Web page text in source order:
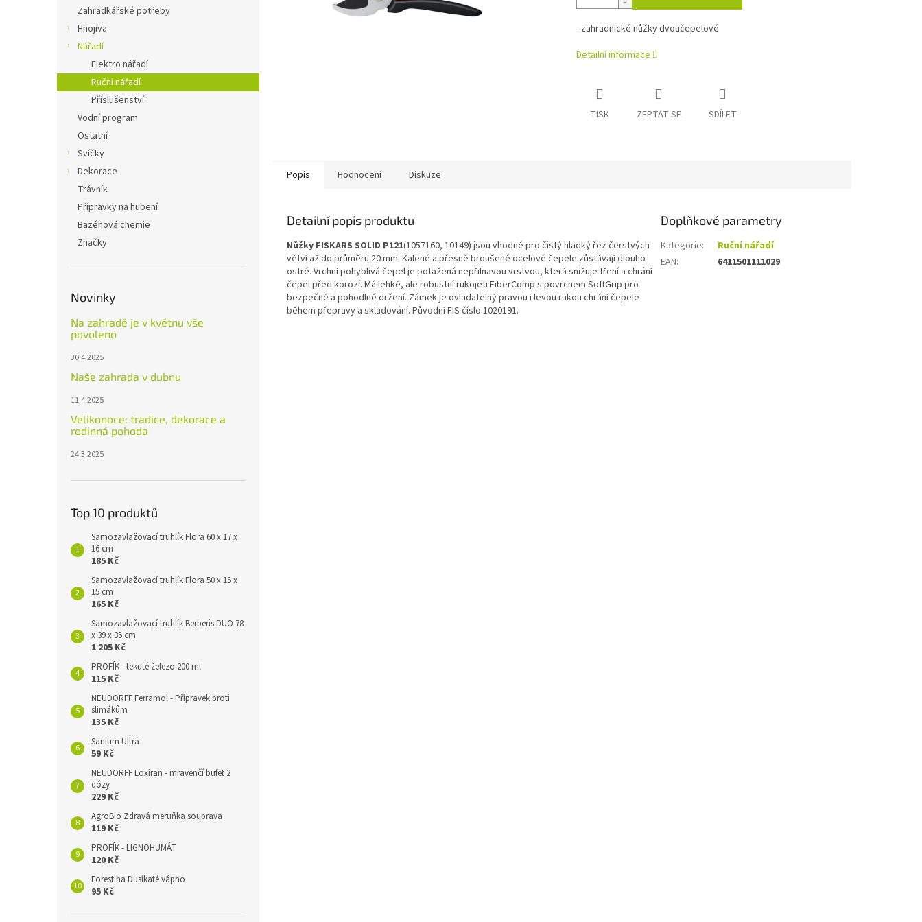
Zahrádkářské potřeby
Hnojiva
Nářadí
Elektro nářadí
Ruční nářadí
Příslušenství
Vodní program
Ostatní
Svíčky
Dekorace
Trávník
Přípravky na hubení
Bazénová chemie
Značky
Novinky
Na zahradě je v květnu vše
povoleno
30.4.2025
Naše zahrada v dubnu
11.4.2025
Velikonoce: tradice, dekorace a
rodinná pohoda
24.3.2025
Top 10 produktů
Samozavlažovací truhlík Flora 60 x 17 x
16 cm
185 Kč
Samozavlažovací truhlík Flora 50 x 15 x
15 cm
165 Kč
Samozavlažovací truhlík Berberis DUO 78
x 39 x 35 cm
1 205 Kč
PROFÍK - tekuté železo 200 ml
115 Kč
NEUDORFF Ferramol - Přípravek proti
slimákům
135 Kč
Sanium Ultra
59 Kč
NEUDORFF Loxiran - mravenčí bufet 2
dózy
229 Kč
AgroBio Zdravá meruňka souprava
119 Kč
PROFÍK - LIGNOHUMÁT
120 Kč
Forestina Dusíkaté vápno
95 Kč
- zahradnické nůžky dvoučepelové
Detailní informace
TISK ZEPTAT SE SDÍLET
Popis Hodnocení Diskuze
Detailní popis produktu
Nůžky FISKARS SOLID P121(1057160, 10149) jsou vhodné pro čistý hladký řez čerstvých
větví až do průměru 20 mm. Kalené a přesně broušené ocelové čepele zůstávají dlouho
ostré. Vrchní pohyblivá čepel je potažená nepřilnavou vrstvou, která snižuje tření a chrání
čepel před korozí. Má lehké, ale robustní rukojeti FiberComp s povrchem SoftGrip pro
bezpečné a pohodlné držení. Zámek je ovladatelný pravou i levou rukou chrání čepele
během přepravy a skladování. Původní FIS číslo 1020191.
Doplňkové parametry
Kategorie:
Ruční nářadí
EAN: 6411501111029